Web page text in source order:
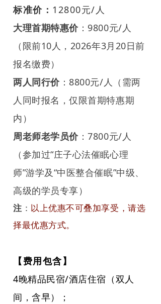
标准价： 12800元/人
大理首期特惠价：9800元/人
（限前10人，2026年3月20日前
报名缴费）
两人同行价：8800元/人（需两
人同时报名，仅限首期特惠期
内）
周老师老学员价：7800元/人
（参加过“庄子心法催眠心理
师”游学及“中医整合催眠”中级、
高级的学员专享）
注 ： 以上优惠不可叠加享受，请选
择最优惠方式。
【费用包含】
4晚精品民宿/酒店住宿（双人
间，含早）；